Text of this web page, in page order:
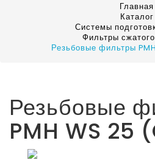
Главная
Каталог
Системы
Фильтры
Резьбовые фильтры
Резьбовые
PMH WS 25